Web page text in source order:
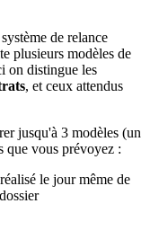
de relance
plusieurs modèles de
on distingue les
, et ceux attendus
jusqu'à 3 modèles (un
que vous prévoyez :
le jour même de